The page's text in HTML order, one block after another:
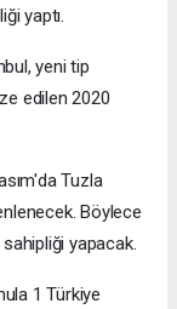
yaptı.
yeni tip
edilen 2020
Tuzla
Böylece
yapacak.
1 Türkiye